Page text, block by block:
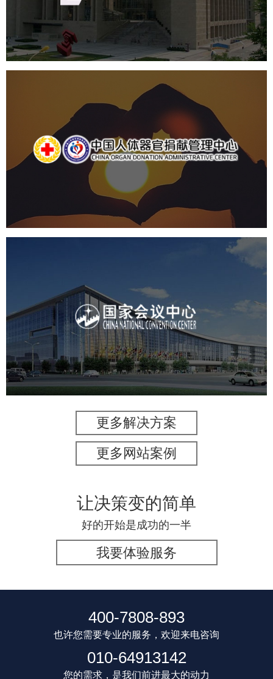
数字博物馆建设
展厅空间设计
产品展厅设计
中国人体器官捐献管理中心
国企 品牌官网 网站建设
国家会议中心
专业服务 网站建设 网站设计
更多解决方案
更多网站案例
让决策变的简单
好的开始是成功的一半
我要体验服务
400-7808-893
也许您需要专业的服务，欢迎来电咨询
010-64913142
您的需求，是我们前进最大的动力